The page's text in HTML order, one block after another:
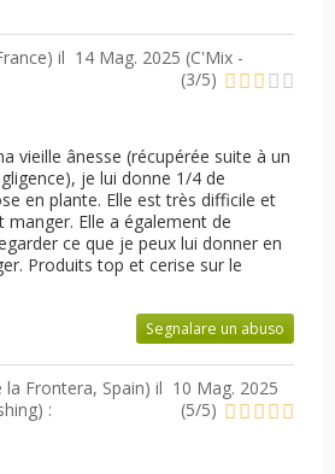
il 14 Mag. 2025 (C'Mix -
(3/5)
vieille ânesse (récupérée suite à un
je lui donne 1/4 de
en plante. Elle est très difficile et
Elle a également de
ce que je peux lui donner en
Produits top et cerise sur le
Segnalare un abuso
la Frontera, Spain) il 10 Mag. 2025
) : (5/5)